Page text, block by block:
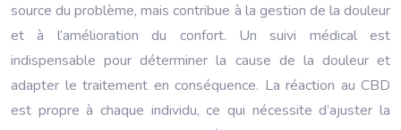
source du problème, mais contribue à la gestion de la douleur
et à l’amélioration du confort. Un suivi médical est
indispensable pour déterminer la cause de la douleur et
adapter le traitement en conséquence. La réaction au CBD
est propre à chaque individu, ce qui nécessite d’ajuster la